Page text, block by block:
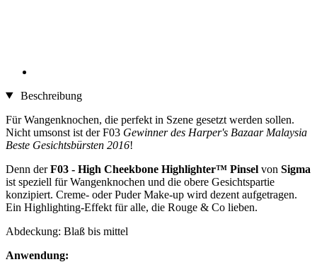
Beschreibung
Für Wangenknochen, die perfekt in Szene gesetzt werden sollen.
Nicht umsonst ist der F03 Gewinner des Harper's Bazaar Malaysia
Beste Gesichtsbürsten 2016!
Denn derF03 - High Cheekbone Highlighter™ Pinsel von Sigma
ist speziell für Wangenknochen und die obere Gesichtspartie
konzipiert. Creme- oder Puder Make-up wird dezent aufgetragen.
Ein Highlighting-Effekt für alle, die Rouge & Co lieben.
Abdeckung: Blaß bis mittel
Anwendung: